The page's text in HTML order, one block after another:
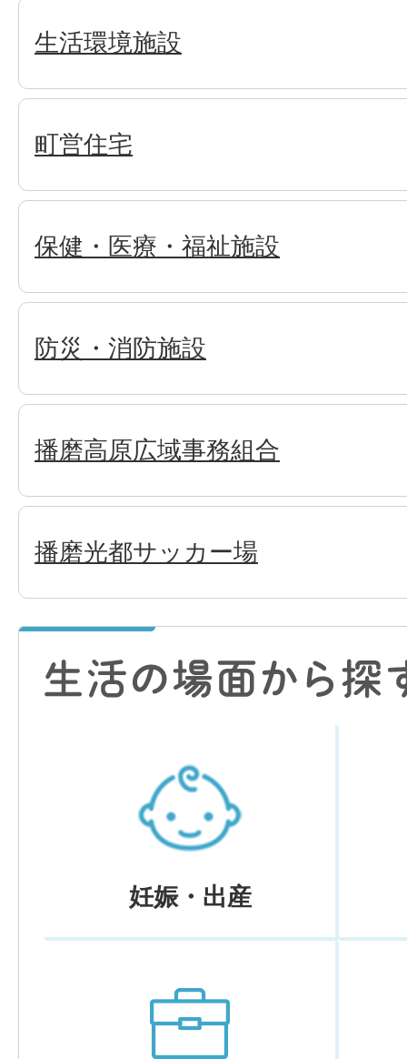
生活環境施設
町営住宅
保健・医療・福祉施設
防災・消防施設
播磨高原広域事務組合
播磨光都サッカー場
妊娠・出産